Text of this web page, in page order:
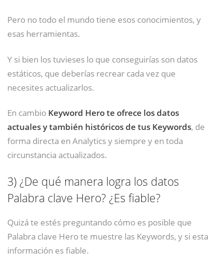
Pero no todo el mundo tiene esos conocimientos, y
esas herramientas.
Y si bien los tuvieses lo que conseguirías son datos
estáticos, que deberías recrear cada vez que
necesites actualizarlos.
En cambio Keyword Hero te ofrece los datos
actuales y también históricos de tus Keywords, de
forma directa en Analytics y siempre y en toda
circunstancia actualizados.
3)¿De qué manera logra los datos
Palabra clave Hero? ¿Es fiable?
Quizá te estés preguntando cómo es posible que
Palabra clave Hero te muestre las Keywords, y si esta
información es fiable.